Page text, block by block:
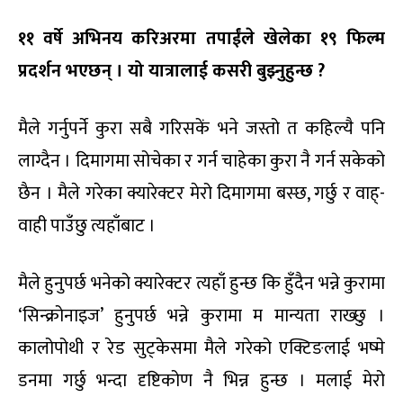
११ वर्षे अभिनय करिअरमा तपाईंले खेलेका १९ फिल्म
प्रदर्शन भएछन् । यो यात्रालाई कसरी बुझ्नुहुन्छ?
मैले गर्नुपर्ने कुरा सबै गरिसकें भने जस्तो त कहिल्यै पनि
लाग्दैन । दिमागमा सोचेका र गर्न चाहेका कुरा नै गर्न सकेको
छैन । मैले गरेका क्यारेक्टर मेरो दिमागमा बस्छ, गर्छु र वाह्-
वाही पाउँछु त्यहाँबाट ।
मैले हुनुपर्छ भनेको क्यारेक्टर त्यहाँ हुन्छ कि हुँदैन भन्ने कुरामा
‘सिन्क्रोनाइज’ हुनुपर्छ भन्ने कुरामा म मान्यता राख्छु ।
कालोपोथी र रेड सुट्केसमा मैले गरेको एक्टिङलाई भष्मे
डनमा गर्छु भन्दा दृष्टिकोण नै भिन्न हुन्छ । मलाई मेरो